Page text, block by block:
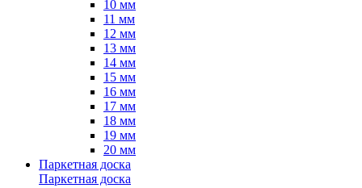
10 мм
11 мм
12 мм
13 мм
14 мм
15 мм
16 мм
17 мм
18 мм
19 мм
20 мм
Паркетная доска
Паркетная доска